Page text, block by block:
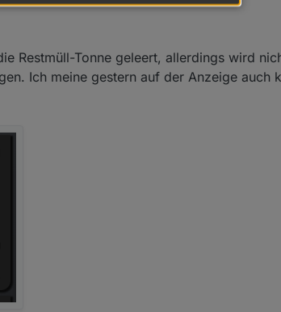
Restmüll-Tonne geleert, allerdings wird
Ich meine gestern auf der Anzeige auch